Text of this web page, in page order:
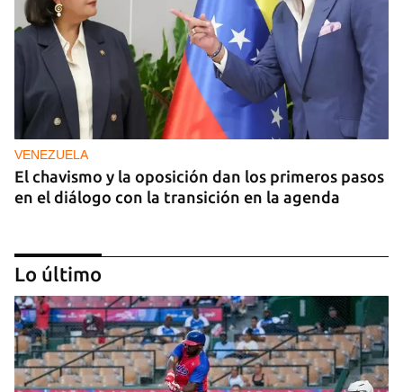
VENEZUELA
El chavismo y la oposición dan los primeros pasos
en el diálogo con la transición en la agenda
Lo último